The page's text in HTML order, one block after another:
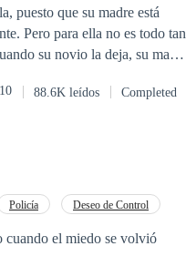
Pero para ella no es todo tan
su novio la deja, su madre
y decide que para no
con Luna, quien es
muy diferentes.
10 88.6K leídos Completed
Policía
Deseo de Control
cuando el miedo se volvió